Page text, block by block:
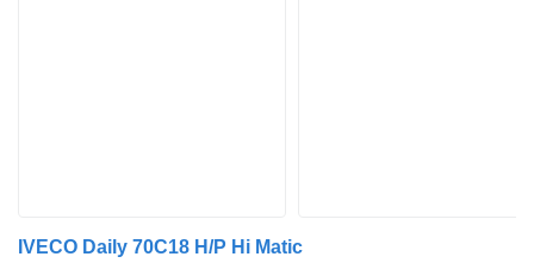
IVECO Daily 70C18 H/P Hi Matic